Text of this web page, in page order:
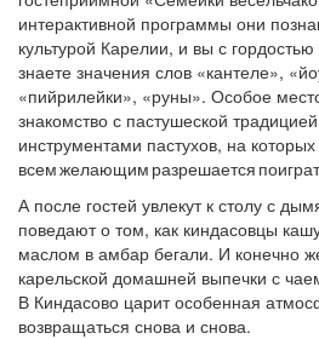
интерактивной программы они
культурой Карелии, и вы с
знаете значения слов «кантеле»,
«пийрилейки», «руны». Особое
знакомство с пастушеской
инструментами пастухов, на которых
всем желающим разрешается
А после гостей увлекут к столу с
поведают о том, как киндасовцы
маслом в амбар бегали. И конечно
карельской домашней выпечки с
В Киндасово царит особенная
возвращаться снова и снова.